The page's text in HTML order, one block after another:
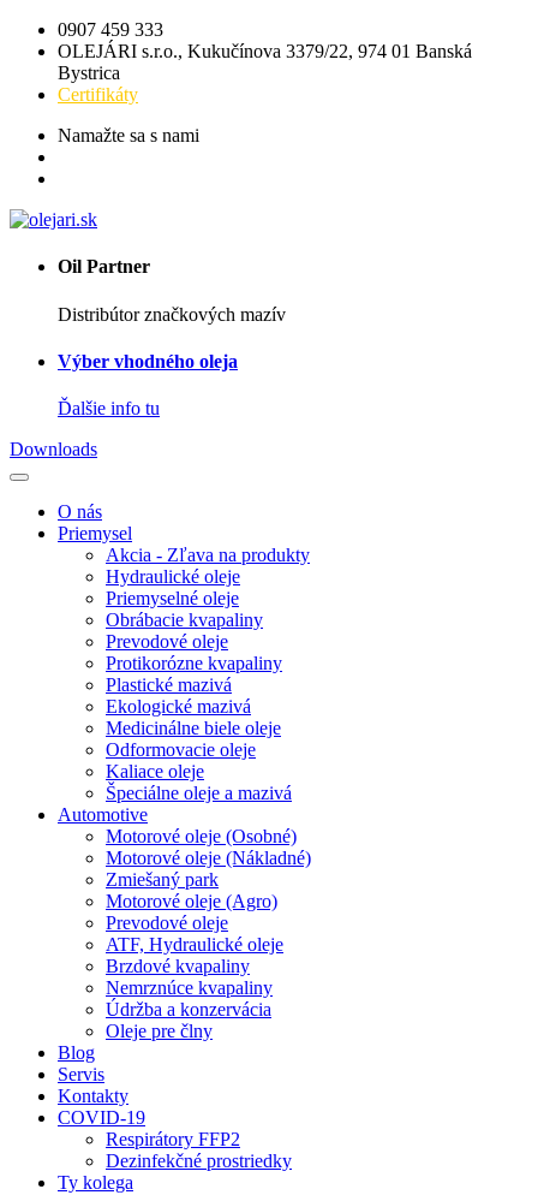
0907 459 333
OLEJÁRI s.r.o., Kukučínova 3379/22, 974 01 Banská
Bystrica
Certifikáty
Namažte sa s nami
Oil Partner
Distribútor značkových mazív
Výber vhodného oleja
Ďalšie info tu
Downloads
O nás
Priemysel
Akcia - Zľava na produkty
Hydraulické oleje
Priemyselné oleje
Obrábacie kvapaliny
Prevodové oleje
Protikorózne kvapaliny
Plastické mazivá
Ekologické mazivá
Medicinálne biele oleje
Odformovacie oleje
Kaliace oleje
Špeciálne oleje a mazivá
Automotive
Motorové oleje (Osobné)
Motorové oleje (Nákladné)
Zmiešaný park
Motorové oleje (Agro)
Prevodové oleje
ATF, Hydraulické oleje
Brzdové kvapaliny
Nemrznúce kvapaliny
Údržba a konzervácia
Oleje pre člny
Blog
Servis
Kontakty
COVID-19
Respirátory FFP2
Dezinfekčné prostriedky
Ty kolega